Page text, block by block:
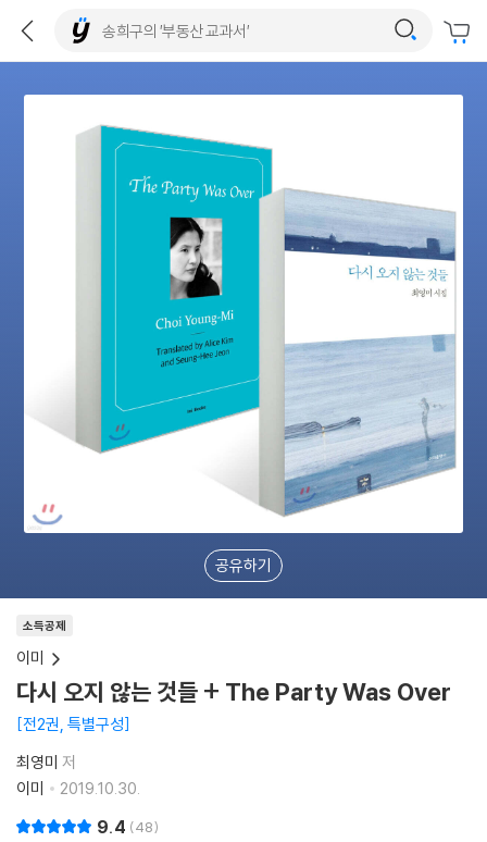
공유하기
소득공제
이미
다시 오지 않는 것들 + The Party Was Over
전2권, 특별구성
최영미 저
이미
2019.10.30.
9.4 48